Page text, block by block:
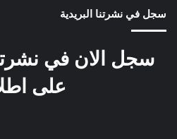
سجل في نشرتنا البريدية
سجل الان في
على